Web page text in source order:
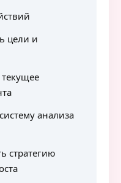
цели и
анализа
стратегию